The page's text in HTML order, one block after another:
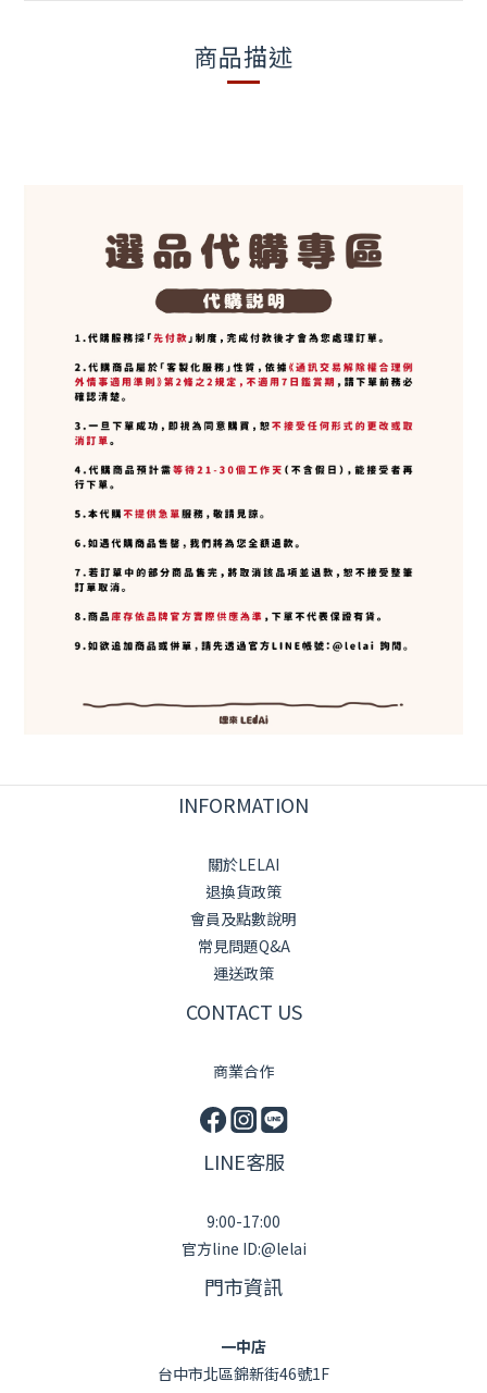
商品描述
INFORMATION
關於LELAI
退換貨政策
會員及點數說明
常見問題Q&A
運送政策
CONTACT US
商業合作
LINE客服
9:00-17:00
官方line ID:@lelai
門市資訊
一中店
台中市北區錦新街46號1F